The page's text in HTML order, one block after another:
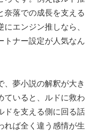
奈落での成長を支える
エンジン推しなら、
トナー設定が人気なん
、夢小説の解釈が大き
ていると、ルドに救わ
ドを支える側に回る話
れば全く違う感情が生